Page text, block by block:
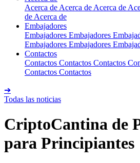
Acerca de Acerca de Acerca de
de Acerca de
Embajadores
Embajadores Embajadores
Embajadores Embajadores
Contactos
Contactos Contactos Contactos
Contactos Contactos
➔
Todas las noticias
CriptoCantina de
para Principiantes